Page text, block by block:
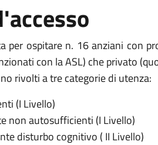
per ospitare n. 16 anziani con
con la ASL) che privato
rivolti a tre categorie di utenza:
(I Livello)
non autosufficienti (I Livello)
disturbo cognitivo ( II Livello)